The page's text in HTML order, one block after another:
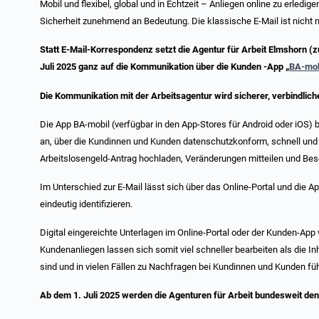
Mobil und flexibel, global und in Echtzeit – Anliegen online zu
Sicherheit zunehmend an Bedeutung. Die klassische E-Mail ist nicht
Statt E-Mail-Korrespondenz setzt die Agentur für Arbeit Elmshorn
Juli 2025 ganz auf die Kommunikation über die Kunden -App „BA-
Die Kommunikation mit der Arbeitsagentur wird sicherer,
Die App BA-mobil (verfügbar in den App-Stores für Android oder
an, über die Kundinnen und Kunden datenschutzkonform, schnell
Arbeitslosengeld-Antrag hochladen, Veränderungen mitteilen und
Im Unterschied zur E-Mail lässt sich über das Online-Portal und die
eindeutig identifizieren.
Digital eingereichte Unterlagen im Online-Portal oder der Kunden-
Kundenanliegen lassen sich somit viel schneller bearbeiten als die
sind und in vielen Fällen zu Nachfragen bei Kundinnen und Kunden
Ab dem 1. Juli 2025 werden die Agenturen für Arbeit bundesweit